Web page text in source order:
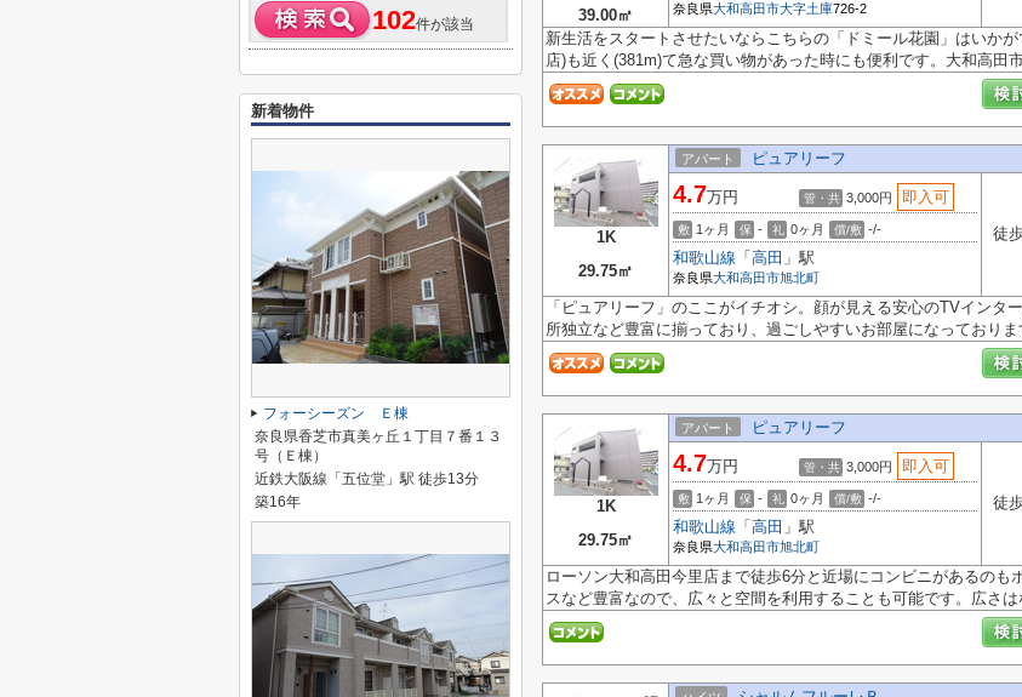
39.00㎡
奈良県大和高田市大字土庫726-2
新生活をスタートさせたいならこちらの「ドミール花園」はいか
店)も近く(381m)て急な買い物があった時にも便利です。大和高田
1K
29.75㎡
アパート ピュアリーフ
4.7万円 管・共 3,000円 即入可
敷 1ヶ月 保 - 礼 0ヶ月 償/敷 -/-
和歌山線 「 高田 」駅
奈良県大和高田市旭北町
徒
「ピュアリーフ」のここがイチオシ。顔が見える安心のTVインタ
所独立など豊富に揃っており、過ごしやすいお部屋になっており
1K
29.75㎡
アパート ピュアリーフ
4.7万円 管・共 3,000円 即入可
敷 1ヶ月 保 - 礼 0ヶ月 償/敷 -/-
和歌山線 「 高田 」駅
奈良県大和高田市旭北町
徒
ローソン大和高田今里店まで徒歩6分と近場にコンビニがあるのも
スなど豊富なので、広々と空間を利用することも可能です。広さ
102件が該当
新着物件
フォーシーズン Ｅ棟
奈良県香芝市真美ヶ丘１丁目７番１３
号（Ｅ棟）
近鉄大阪線「五位堂」駅 徒歩13分
築16年